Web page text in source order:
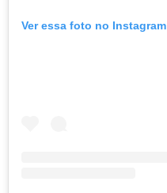
Ver essa foto no Instagram